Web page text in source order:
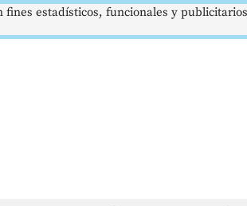
estadísticos, funcionales y